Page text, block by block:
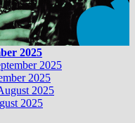
2025
2025
2025